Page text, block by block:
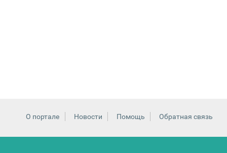
О портале Новости Помощь Обратная связь